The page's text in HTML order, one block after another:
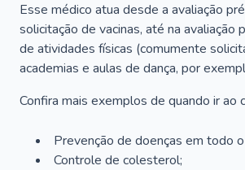
Esse médico atua desde a avaliação
solicitação de vacinas, até na avaliação
de atividades físicas (comumente
academias e aulas de dança, por
Confira mais exemplos de quando ir ao
Prevenção de doenças em todo
Controle de colesterol;